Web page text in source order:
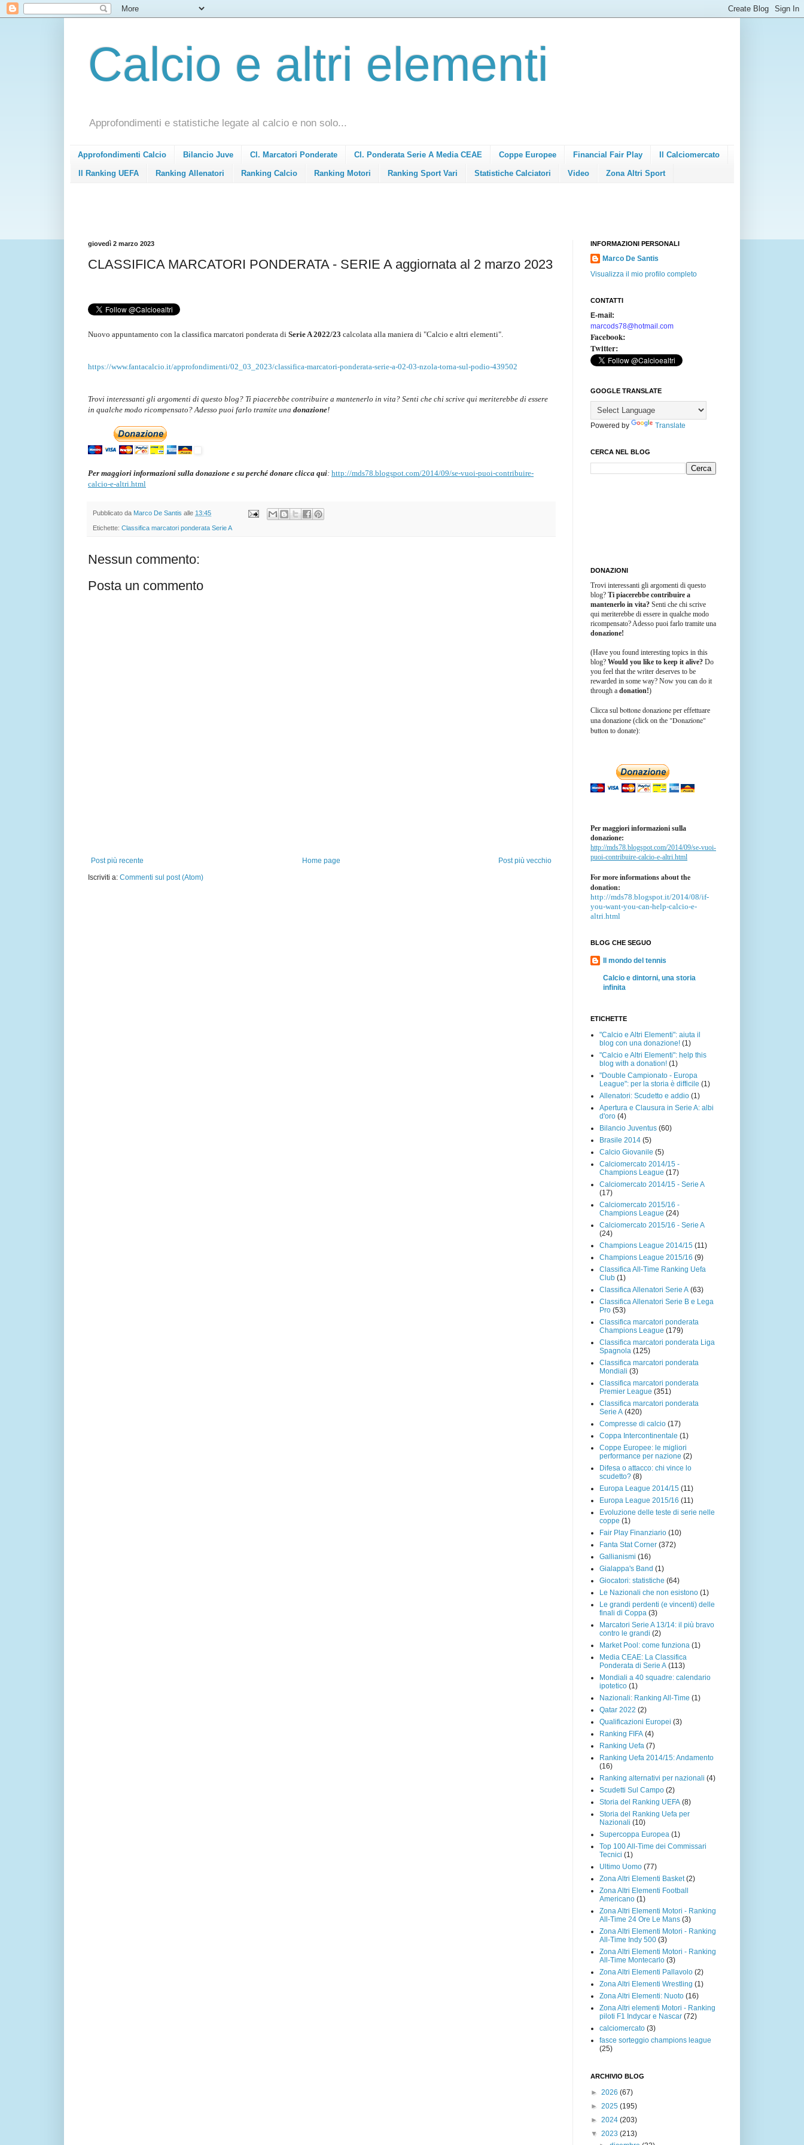
Calcio e altri elementi
Approfondimenti e statistiche legate al calcio e non solo...
Approfondimenti Calcio Bilancio Juve Cl. Marcatori Ponderate Cl. Ponderata Serie A Media CEAE Coppe Europee Financial Fair Play Il Calciomercato
Il Ranking UEFA Ranking Allenatori Ranking Calcio Ranking Motori Ranking Sport Vari Statistiche Calciatori Video Zona Altri Sport
giovedì 2 marzo 2023
CLASSIFICA MARCATORI PONDERATA - SERIE A aggiornata al 2 marzo 2023
Nuovo appuntamento con la classifica marcatori ponderata di Serie A 2022/23 calcolata alla maniera di "Calcio e altri elementi".
https://www.fantacalcio.it/approfondimenti/02_03_2023/classifica-marcatori-ponderata-serie-a-02-03-nzola-torna-sul-podio-439502
Trovi interessanti gli argomenti di questo blog? Ti piacerebbe contribuire a mantenerlo in vita? Senti che chi scrive qui meriterebbe di essere
in qualche modo ricompensato? Adesso puoi farlo tramite una donazione!
Per maggiori informazioni sulla donazione e su perché donare clicca qui: http://mds78.blogspot.com/2014/09/se-vuoi-puoi-contribuire-
calcio-e-altri.html
Pubblicato da Marco De Santis alle 13:45
Etichette: Classifica marcatori ponderata Serie A
Nessun commento:
Posta un commento
Post più recente Post più vecchio
Home page
Iscriviti a: Commenti sul post (Atom)
INFORMAZIONI PERSONALI
Marco De Santis
Visualizza il mio profilo completo
CONTATTI
E-mail:
marcods78@hotmail.com
Facebook:
Twitter:
GOOGLE TRANSLATE
Powered by Translate
CERCA NEL BLOG
DONAZIONI
Trovi interessanti gli argomenti di questo
blog? Ti piacerebbe contribuire a
mantenerlo in vita? Senti che chi scrive
qui meriterebbe di essere in qualche modo
ricompensato? Adesso puoi farlo tramite una
donazione!
(Have you found interesting topics in this
blog? Would you like to keep it alive? Do
you feel that the writer deserves to be
rewarded in some way? Now you can do it
through a donation!)
Clicca sul bottone donazione per effettuare
una donazione (click on the "Donazione"
button to donate):
Per maggiori informazioni sulla
donazione:
http://mds78.blogspot.com/2014/09/se-vuoi-
puoi-contribuire-calcio-e-altri.html
For more informations about the
donation:
http://mds78.blogspot.it/2014/08/if-
you-want-you-can-help-calcio-e-
altri.html
BLOG CHE SEGUO
Il mondo del tennis
Calcio e dintorni, una storia
infinita
ETICHETTE
"Calcio e Altri Elementi": aiuta il
blog con una donazione! (1)
"Calcio e Altri Elementi": help this
blog with a donation! (1)
"Double Campionato - Europa
League": per la storia è difficile (1)
Allenatori: Scudetto e addio (1)
Apertura e Clausura in Serie A: albi
d'oro (4)
Bilancio Juventus (60)
Brasile 2014 (5)
Calcio Giovanile (5)
Calciomercato 2014/15 -
Champions League (17)
Calciomercato 2014/15 - Serie A
(17)
Calciomercato 2015/16 -
Champions League (24)
Calciomercato 2015/16 - Serie A
(24)
Champions League 2014/15 (11)
Champions League 2015/16 (9)
Classifica All-Time Ranking Uefa
Club (1)
Classifica Allenatori Serie A (63)
Classifica Allenatori Serie B e Lega
Pro (53)
Classifica marcatori ponderata
Champions League (179)
Classifica marcatori ponderata Liga
Spagnola (125)
Classifica marcatori ponderata
Mondiali (3)
Classifica marcatori ponderata
Premier League (351)
Classifica marcatori ponderata
Serie A (420)
Compresse di calcio (17)
Coppa Intercontinentale (1)
Coppe Europee: le migliori
performance per nazione (2)
Difesa o attacco: chi vince lo
scudetto? (8)
Europa League 2014/15 (11)
Europa League 2015/16 (11)
Evoluzione delle teste di serie nelle
coppe (1)
Fair Play Finanziario (10)
Fanta Stat Corner (372)
Gallianismi (16)
Gialappa's Band (1)
Giocatori: statistiche (64)
Le Nazionali che non esistono (1)
Le grandi perdenti (e vincenti) delle
finali di Coppa (3)
Marcatori Serie A 13/14: il più bravo
contro le grandi (2)
Market Pool: come funziona (1)
Media CEAE: La Classifica
Ponderata di Serie A (113)
Mondiali a 40 squadre: calendario
ipotetico (1)
Nazionali: Ranking All-Time (1)
Qatar 2022 (2)
Qualificazioni Europei (3)
Ranking FIFA (4)
Ranking Uefa (7)
Ranking Uefa 2014/15: Andamento
(16)
Ranking alternativi per nazionali (4)
Scudetti Sul Campo (2)
Storia del Ranking UEFA (8)
Storia del Ranking Uefa per
Nazionali (10)
Supercoppa Europea (1)
Top 100 All-Time dei Commissari
Tecnici (1)
Ultimo Uomo (77)
Zona Altri Elementi Basket (2)
Zona Altri Elementi Football
Americano (1)
Zona Altri Elementi Motori - Ranking
All-Time 24 Ore Le Mans (3)
Zona Altri Elementi Motori - Ranking
All-Time Indy 500 (3)
Zona Altri Elementi Motori - Ranking
All-Time Montecarlo (3)
Zona Altri Elementi Pallavolo (2)
Zona Altri Elementi Wrestling (1)
Zona Altri Elementi: Nuoto (16)
Zona Altri elementi Motori - Ranking
piloti F1 Indycar e Nascar (72)
calciomercato (3)
fasce sorteggio champions league
(25)
ARCHIVIO BLOG
► 2026 (67)
► 2025 (195)
► 2024 (203)
▼ 2023 (213)